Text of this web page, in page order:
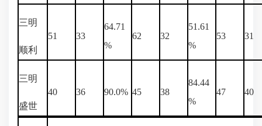
三明
顺利
51 33
64.71
%
62 32
51.61
%
53 31
三明
盛世
40 36 90.0% 45 38
84.44
%
47 40